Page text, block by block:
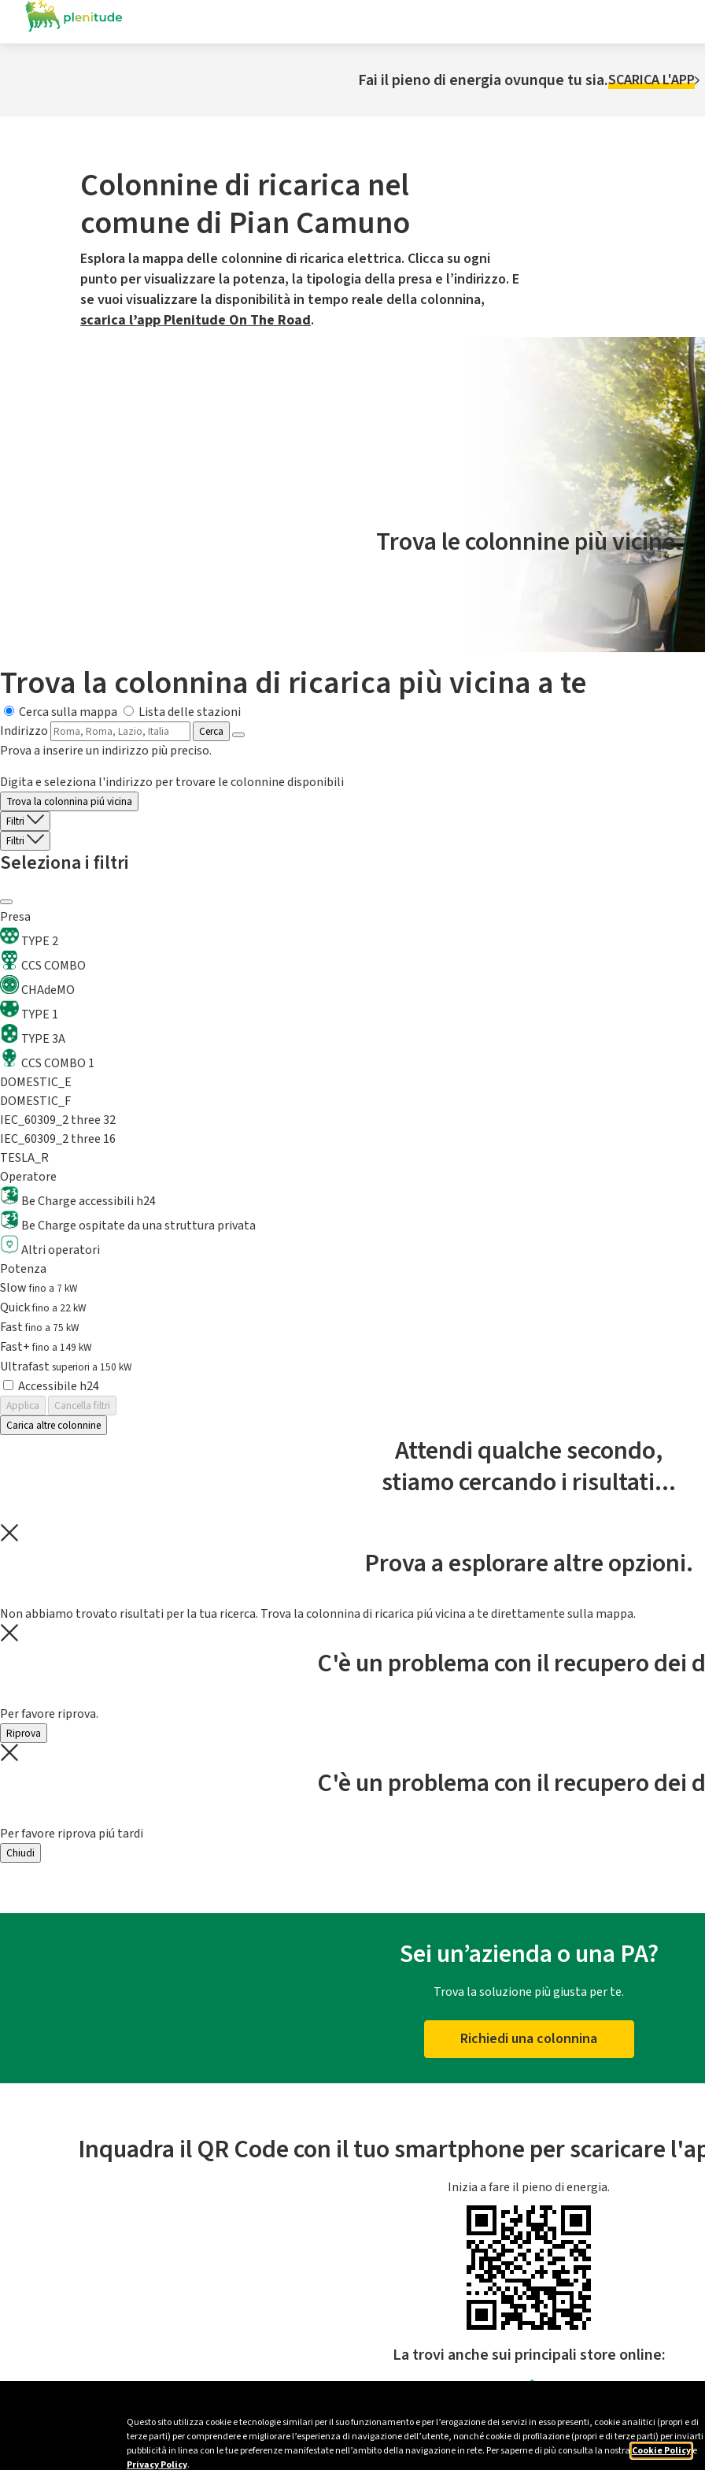
Questo sito utilizza cookie e tecnologie similari per il suo funzionamento e per l’erogazione dei servizi in esso presenti, cookie analitici (propri e di
terze parti) per comprendere e migliorare l’esperienza di navigazione dell’utente, nonché cookie di profilazione (propri e di terze parti) per inviarti
pubblicità in linea con le tue preferenze manifestate nell’ambito della navigazione in rete. Per saperne di più consulta la nostra Cookie Policye
Privacy Policy.
Fai il pieno di energia ovunque tu sia.SCARICA L'APP
Colonnine di ricarica nel
comune di Pian Camuno
Esplora la mappa delle colonnine di ricarica elettrica. Clicca su ogni
punto per visualizzare la potenza, la tipologia della presa e l’indirizzo. E
se vuoi visualizzare la disponibilità in tempo reale della colonnina,
scarica l’app Plenitude On The Road.
Il servizio di mobilità elettrica è gestito da Plenitude On The Road
Trova le colonnine più vicine.
Trova la colonnina di ricarica più vicina a te
Cerca sulla mappa
Lista delle stazioni
Indirizzo
Cerca
Prova a inserire un indirizzo più preciso.
Digita e seleziona l'indirizzo per trovare le colonnine disponibili
Trova la colonnina piú vicina
Filtri
Filtri
Seleziona i filtri
Presa
TYPE 2
CCS COMBO
CHAdeMO
TYPE 1
TYPE 3A
CCS COMBO 1
DOMESTIC_E
DOMESTIC_F
IEC_60309_2 three 32
IEC_60309_2 three 16
TESLA_R
Operatore
Be Charge accessibili h24
Be Charge ospitate da una struttura privata
Altri operatori
Potenza
Slowfino a 7 kW
Quickfino a 22 kW
Fastfino a 75 kW
Fast+fino a 149 kW
Ultrafast superiori a 150 kW
Accessibile h24
Applica
Cancella filtri
Carica altre colonnine
Attendi qualche secondo,
stiamo cercando i risultati...
Prova a esplorare altre opzioni.
Non abbiamo trovato risultati per la tua ricerca. Trova la colonnina di ricarica piú vicina a te direttamente sulla mappa.
C'è un problema con il recupero dei
Per favore riprova.
Riprova
C'è un problema con il recupero dei
Per favore riprova piú tardi
Chiudi
Sei un’azienda o una PA?
Trova la soluzione più giusta per te.
Richiedi una colonnina
Inquadra il QR Code con il tuo smartphone per scaricare
Inizia a fare il pieno di energia.
La trovi anche sui principali store online: